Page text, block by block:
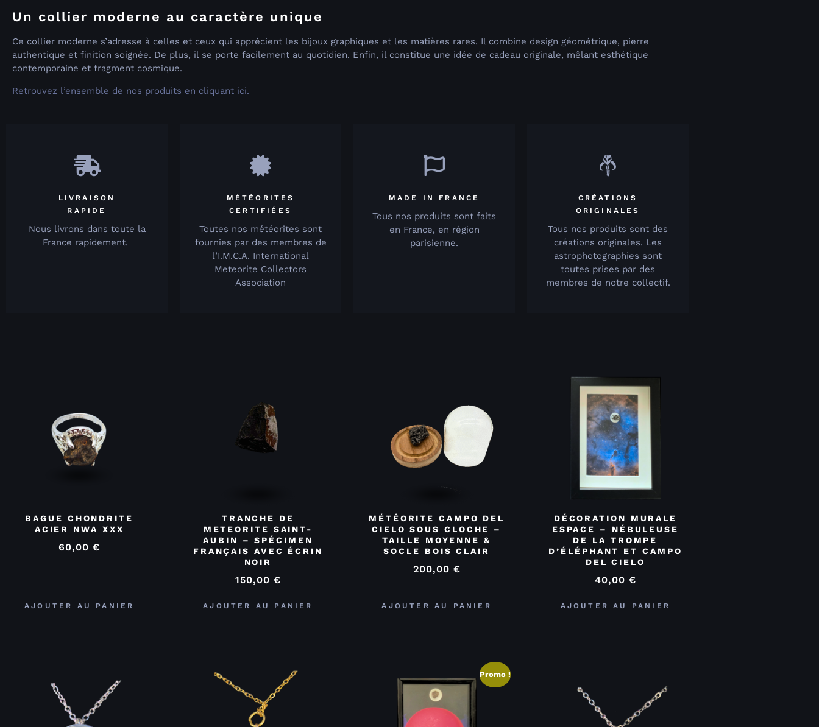
Un collier moderne au caractère unique
Ce collier moderne s’adresse à celles et ceux qui apprécient les bijoux graphiques et les matières rares. Il combine design géométrique, pierre
authentique et finition soignée. De plus, il se porte facilement au quotidien. Enfin, il constitue une idée de cadeau originale, mêlant esthétique
contemporaine et fragment cosmique.
Retrouvez l’ensemble de nos produits en cliquant ici.
LIVRAISON
RAPIDE
Nous livrons dans toute la
France rapidement.
MÉTÉORITES
CERTIFIÉES
Toutes nos météorites sont
fournies par des membres de
l’I.M.C.A. International
Meteorite Collectors
Association
MADE IN FRANCE
Tous nos produits sont faits
en France, en région
parisienne.
CRÉATIONS
ORIGINALES
Tous nos produits sont des
créations originales. Les
astrophotographies sont
toutes prises par des
membres de notre collectif.
BAGUE CHONDRITE
ACIER NWA XXX
60,00€
AJOUTER AU PANIER
TRANCHE DE
METEORITE SAINT-
AUBIN – SPÉCIMEN
FRANÇAIS AVEC ÉCRIN
NOIR
150,00 €
AJOUTER AU PANIER
MÉTÉORITE CAMPO DEL
CIELO SOUS CLOCHE –
TAILLE MOYENNE &
SOCLE BOIS CLAIR
200,00 €
AJOUTER AU PANIER
DÉCORATION MURALE
ESPACE – NÉBULEUSE
DE LA TROMPE
D’ÉLÉPHANT ET CAMPO
DEL CIELO
40,00 €
AJOUTER AU PANIER
Promo !